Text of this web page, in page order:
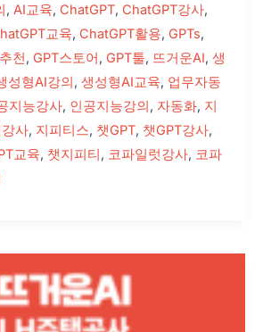
, AI교육, ChatGPT, ChatGPT강사,
교육, ChatGPT활용, GPTs,
천, GPT스토어, GPT툴, 뜨거운AI, 생
성형AI강의, 생성형AI교육, 업무자동
지능강사, 인공지능강의, 자동화, 지
사, 지피티스, 챗GPT, 챗GPT강사,
교육, 챗지피티, 코파일럿강사, 코파